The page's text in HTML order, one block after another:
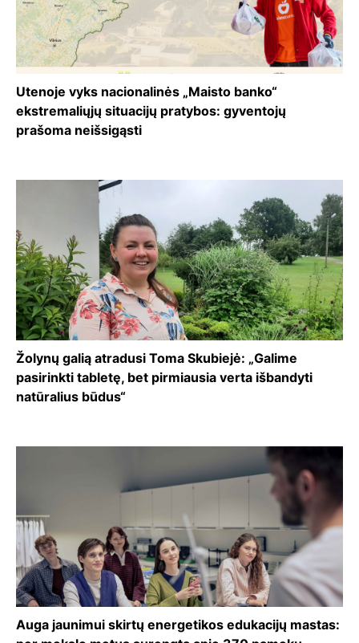
Utenoje vyks nacionalinės „Maisto banko“
ekstremaliųjų situacijų pratybos: gyventojų
prašoma neišsigąsti
Žolynų galią atradusi Toma Skubiejė: „Galime
pasirinkti tabletę, bet pirmiausia verta išbandyti
natūralius būdus“
Auga jaunimui skirtų energetikos edukacijų mastas: